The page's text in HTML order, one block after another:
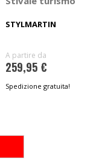
STYLMARTIN
A partire da
259,95 €
Spedizione gratuita!